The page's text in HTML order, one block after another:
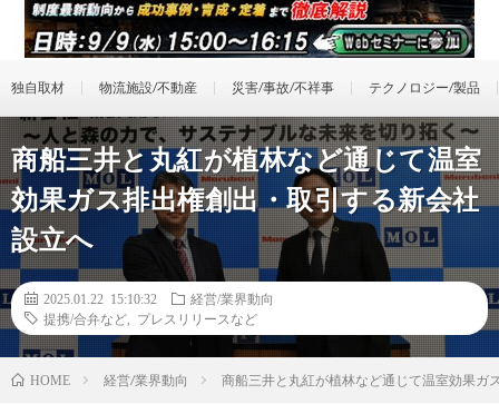
独自取材 物流施設/不動産 災害/事故/不祥事 テクノロジー/製品
商船三井と丸紅が植林など通じて温室
効果ガス排出権創出・取引する新会社
設立へ
2025.01.22 15:10:32
経営/業界動向
提携/合弁など
プレスリリースなど
HOME 経営/業界動向 商船三井と丸紅が植林など通じて温室効果ガ